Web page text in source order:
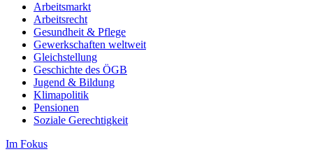
Arbeitsmarkt
Arbeitsrecht
Gesundheit & Pflege
Gewerkschaften weltweit
Gleichstellung
Geschichte des ÖGB
Jugend & Bildung
Klimapolitik
Pensionen
Soziale Gerechtigkeit
Im Fokus